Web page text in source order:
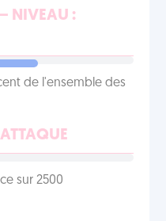
NIVEAU :
de l'ensemble des
sur 2500